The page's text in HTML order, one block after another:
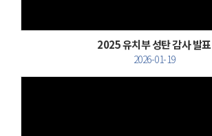
2025 유치부 성탄 감사 발표
2026-01-19